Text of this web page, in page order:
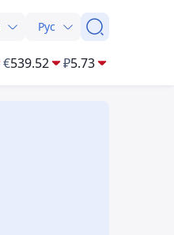
Рус
€539.52 ₽5.73